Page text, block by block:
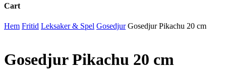
Cart
Close
Hem Fritid Leksaker & Spel Gosedjur Gosedjur Pikachu 20 cm
Gosedjur Pikachu 20 cm